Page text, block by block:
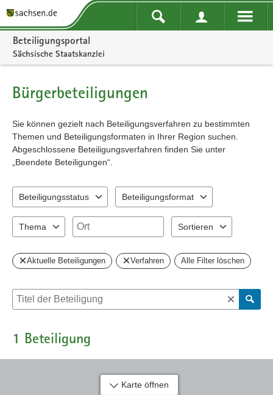
Portalnavigation
Beteiligungsportal
Sächsische Staatskanzlei
Bürgerbeteiligungen
Sie können gezielt nach Beteiligungsverfahren zu bestimmten
Themen und Beteiligungsformaten in Ihrer Region suchen.
Abgeschlossene Beteiligungsverfahren finden Sie unter
„Beendete Beteiligungen“.
Beteiligungsstatus
Beteiligungsformat
Thema
Ort
Sortieren
Aktuelle Beteiligungen Verfahren Alle Filter löschen
Suche nach Beteiligung
1 Beteiligung
Karte öffnen